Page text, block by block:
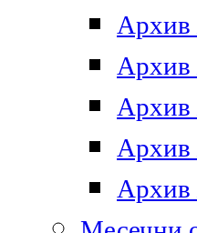
Архив
Архив
Архив
Архив
Архив